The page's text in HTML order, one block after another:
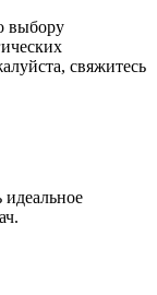
выбору
свяжитесь